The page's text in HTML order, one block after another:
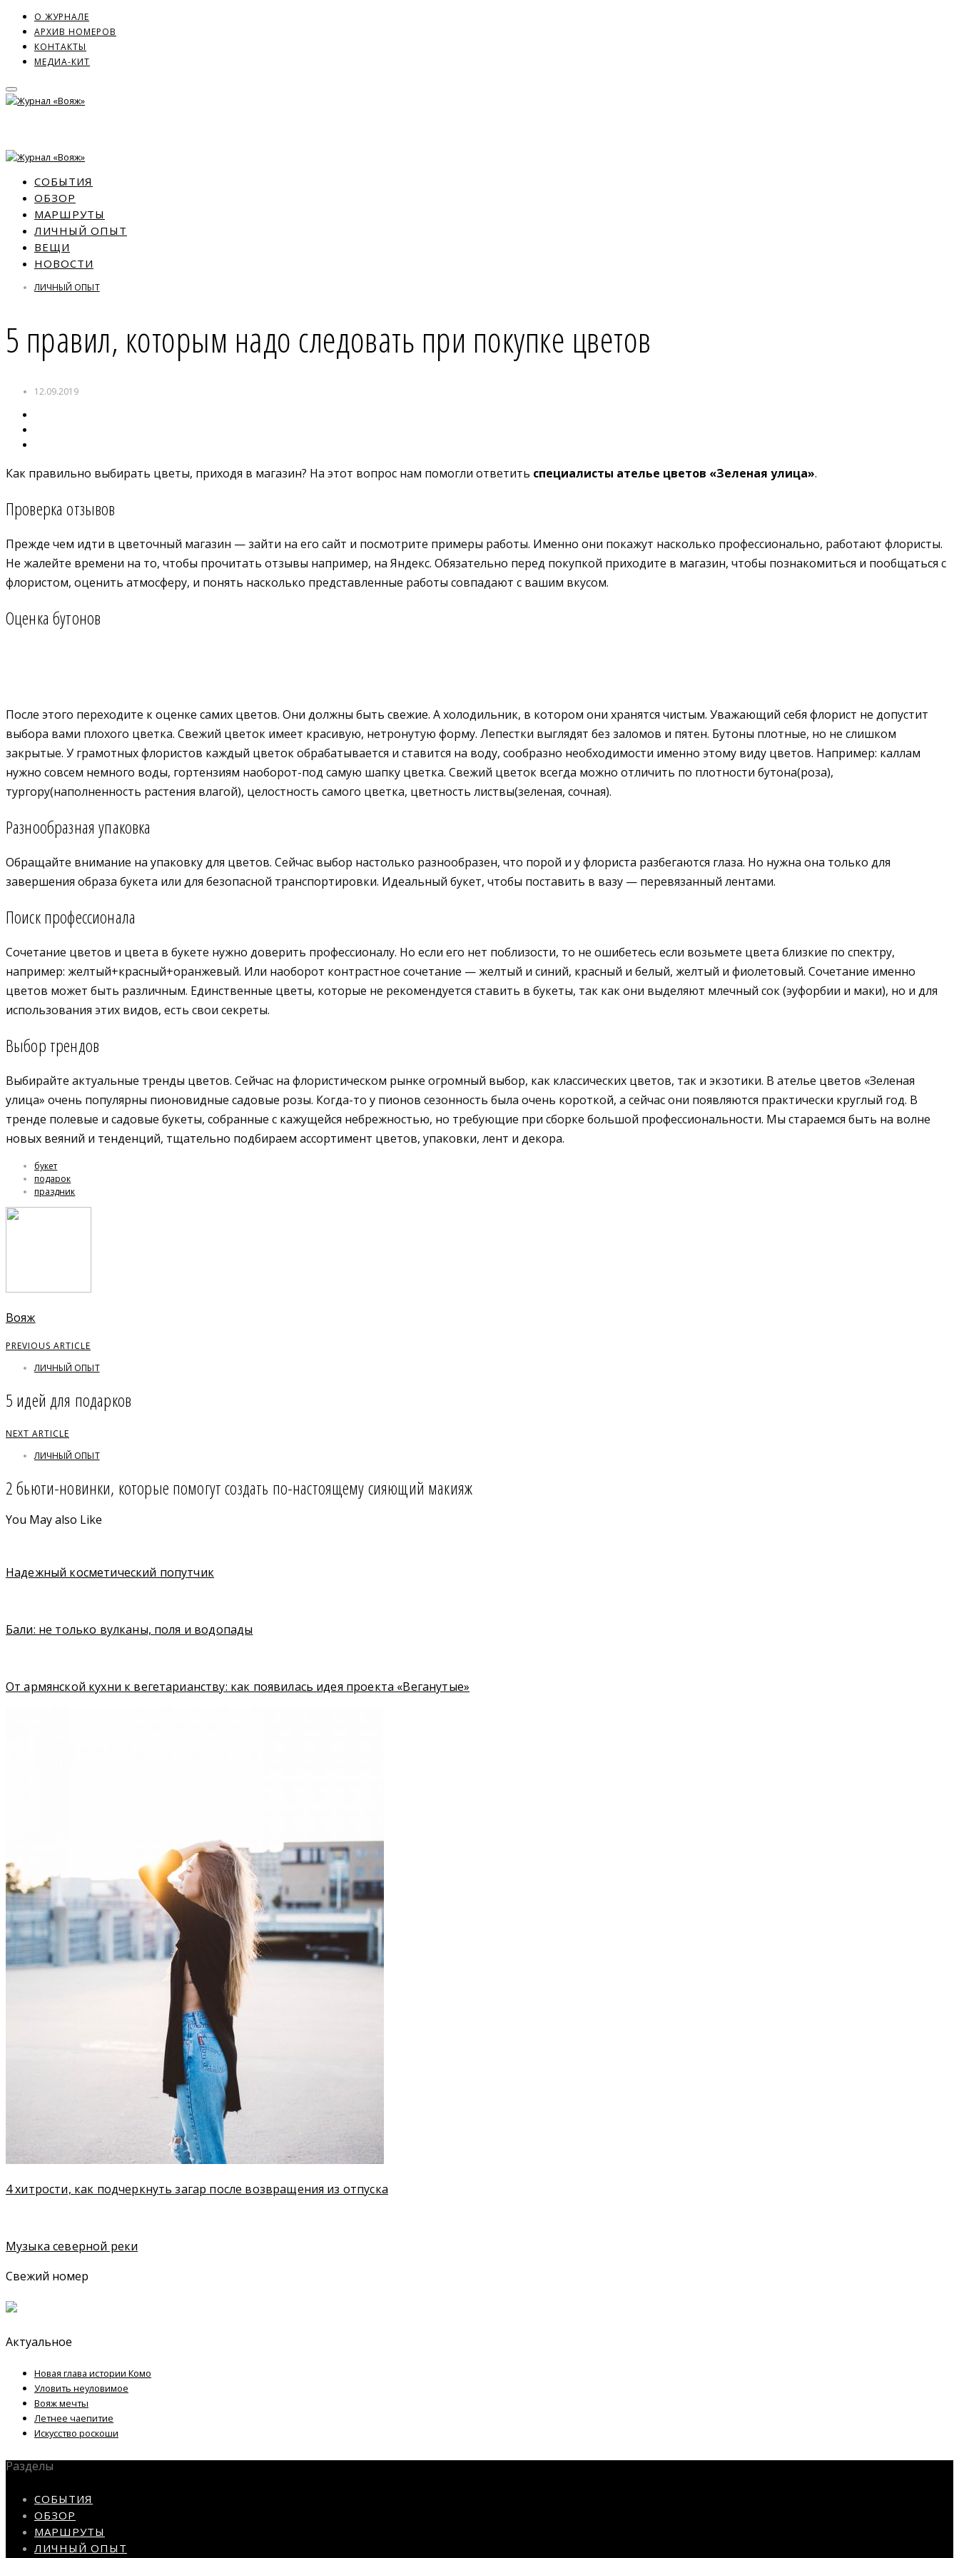
О ЖУРНАЛЕ
АРХИВ НОМЕРОВ
КОНТАКТЫ
МЕДИА-КИТ
СОБЫТИЯ
ОБЗОР
МАРШРУТЫ
ЛИЧНЫЙ ОПЫТ
ВЕЩИ
НОВОСТИ
ЛИЧНЫЙ ОПЫТ
5 правил, которым надо следовать при покупке цветов
12.09.2019
Как правильно выбирать цветы, приходя в магазин? На этот вопрос нам помогли ответить специалисты ателье цветов «Зеленая улица».
Проверка отзывов
Прежде чем идти в цветочный магазин — зайти на его сайт и посмотрите примеры работы. Именно они покажут насколько профессионально, работают флористы.
Не жалейте времени на то, чтобы прочитать отзывы например, на Яндекс. Обязательно перед покупкой приходите в магазин, чтобы познакомиться и пообщаться с
флористом, оценить атмосферу, и понять насколько представленные работы совпадают с вашим вкусом.
Оценка бутонов
После этого переходите к оценке самих цветов. Они должны быть свежие. А холодильник, в котором они хранятся чистым. Уважающий себя флорист не допустит
выбора вами плохого цветка. Свежий цветок имеет красивую, нетронутую форму. Лепестки выглядят без заломов и пятен. Бутоны плотные, но не слишком
закрытые. У грамотных флористов каждый цветок обрабатывается и ставится на воду, сообразно необходимости именно этому виду цветов. Например: каллам
нужно совсем немного воды, гортензиям наоборот-под самую шапку цветка. Свежий цветок всегда можно отличить по плотности бутона(роза),
тургору(наполненность растения влагой), целостность самого цветка, цветность листвы(зеленая, сочная).
Разнообразная упаковка
Обращайте внимание на упаковку для цветов. Сейчас выбор настолько разнообразен, что порой и у флориста разбегаются глаза. Но нужна она только для
завершения образа букета или для безопасной транспортировки. Идеальный букет, чтобы поставить в вазу — перевязанный лентами.
Поиск профессионала
Сочетание цветов и цвета в букете нужно доверить профессионалу. Но если его нет поблизости, то не ошибетесь если возьмете цвета близкие по спектру,
например: желтый+красный+оранжевый. Или наоборот контрастное сочетание — желтый и синий, красный и белый, желтый и фиолетовый. Сочетание именно
цветов может быть различным. Единственные цветы, которые не рекомендуется ставить в букеты, так как они выделяют млечный сок (эуфорбии и маки), но и для
использования этих видов, есть свои секреты.
Выбор трендов
Выбирайте актуальные тренды цветов. Сейчас на флористическом рынке огромный выбор, как классических цветов, так и экзотики. В ателье цветов «Зеленая
улица» очень популярны пионовидные садовые розы. Когда-то у пионов сезонность была очень короткой, а сейчас они появляются практически круглый год. В
тренде полевые и садовые букеты, собранные с кажущейся небрежностью, но требующие при сборке большой профессиональности. Мы стараемся быть на волне
новых веяний и тенденций, тщательно подбираем ассортимент цветов, упаковки, лент и декора.
букет
подарок
праздник
Вояж
PREVIOUS ARTICLE
ЛИЧНЫЙ ОПЫТ
5 идей для подарков
NEXT ARTICLE
ЛИЧНЫЙ ОПЫТ
2 бьюти-новинки, которые помогут создать по-настоящему сияющий макияж
You May also Like
Надежный косметический попутчик
Бали: не только вулканы, поля и водопады
От армянской кухни к вегетарианству: как появилась идея проекта «Веганутые»
4 хитрости, как подчеркнуть загар после возвращения из отпуска
Музыка северной реки
Свежий номер
Актуальное
Новая глава истории Комо
Уловить неуловимое
Вояж мечты
Летнее чаепитие
Искусство роскоши
Разделы
СОБЫТИЯ
ОБЗОР
МАРШРУТЫ
ЛИЧНЫЙ ОПЫТ